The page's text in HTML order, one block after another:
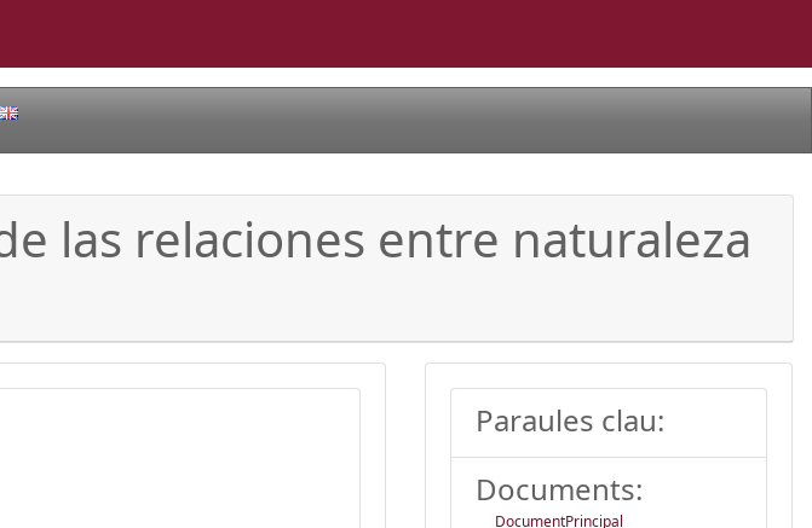
las relaciones entre naturaleza
Paraules clau:
Documents:
DocumentPrincipal